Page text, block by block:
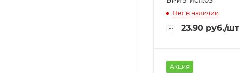
Нет в наличии
23.90 руб./шт
Акция